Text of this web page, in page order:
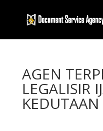
AGEN
LEGALISIR